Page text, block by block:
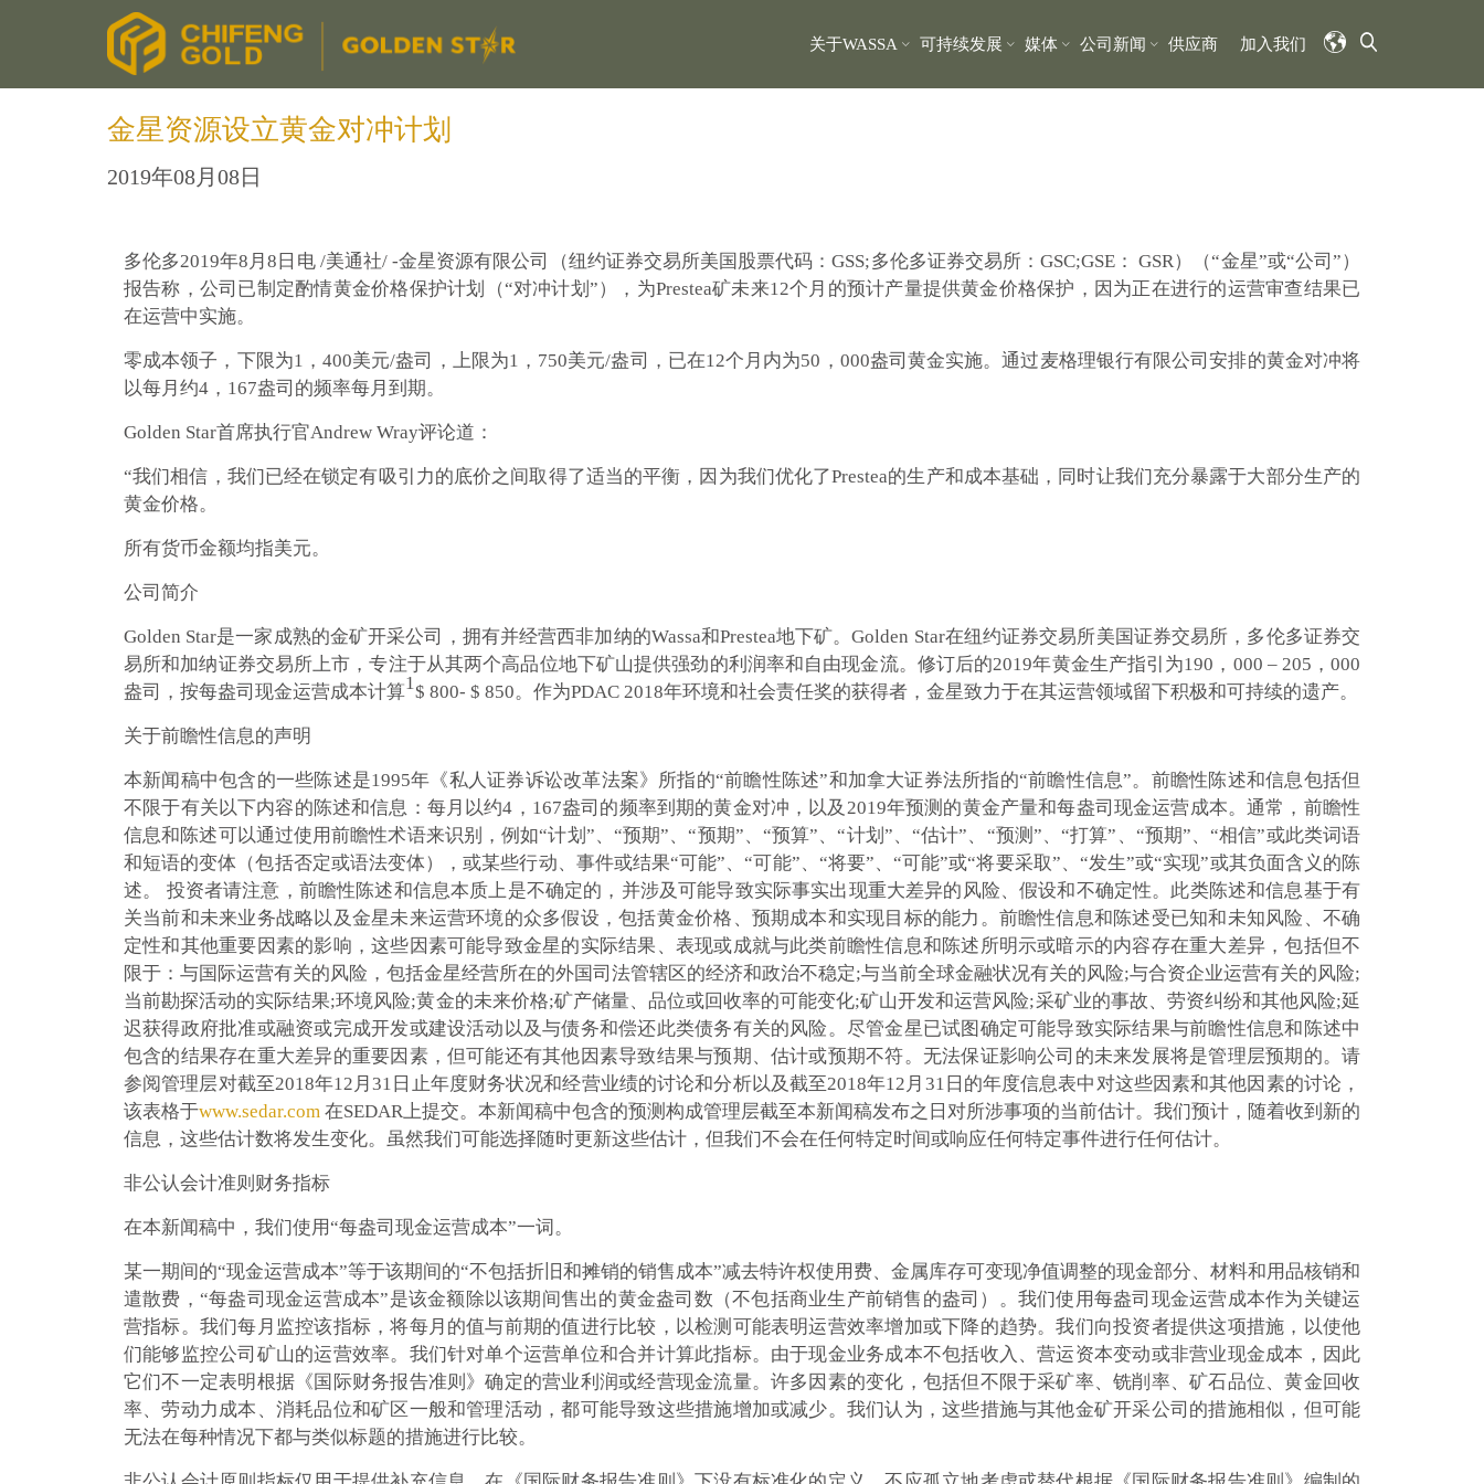
关于WASSA 可持续发展 媒体 公司新闻 供应商 加入我们
金星资源设立黄金对冲计划
2019年08月08日
多伦多2019年8月8日电 /美通社/ -金星资源有限公司（纽约证券交易所美国股票代码：GSS;多伦多证券交易所：GSC;GSE： GSR）（“金星”或“公司”）
报告称，公司已制定酌情黄金价格保护计划（“对冲计划”），为Prestea矿未来12个月的预计产量提供黄金价格保护，因为正在进行的运营审查结果已
在运营中实施。
零成本领子，下限为1，400美元/盎司，上限为1，750美元/盎司，已在12个月内为50，000盎司黄金实施。通过麦格理银行有限公司安排的黄金对冲将
以每月约4，167盎司的频率每月到期。
Golden Star首席执行官Andrew Wray评论道：
“我们相信，我们已经在锁定有吸引力的底价之间取得了适当的平衡， 因为我们优化了Prestea的生产和成本基础 ， 同时让我们充分暴露于大部分生产的
黄金价格。
所有货币金额均指美元。
公司简介
Golden Star是一家成熟的金矿开采公司，拥有并经营西非加纳的Wassa和Prestea地下矿。Golden Star在纽约证券交易所美国证券交易所，多伦多证券交
易所和加纳证券交易所上市，专注于从其两个高品位地下矿山提供强劲的利润率和自由现金流。修订后的2019年黄金生产指引为190，000 – 205，000
盎司，按每盎司现金运营成本计算1$ 800- $ 850。作为PDAC 2018年环境和社会责任奖的获得者，金星致力于在其运营领域留下积极和可持续的遗产。
关于前瞻性信息的声明
本新闻稿中包含的一些陈述是1995年《私人证券诉讼改革法案》所指的“前瞻性陈述”和加拿大证券法所指的“前瞻性信息”。前瞻性陈述和信息包括但
不限于有关以下内容的陈述和信息：每月以约4，167盎司的频率到期的黄金对冲，以及2019年预测的黄金产量和每盎司现金运营成本。通常，前瞻性
信息和陈述可以通过使用前瞻性术语来识别，例如“计划”、“预期”、“预期”、“预算”、“计划”、“估计”、“预测”、“打算”、“预期”、“相信”或此类词语
和短语的变体（包括否定或语法变体），或某些行动、事件或结果“可能”、“可能”、“将要”、“可能”或“将要采取”、“发生”或“实现”或其负面含义的陈
述。 投资者请注意，前瞻性陈述和信息本质上是不确定的，并涉及可能导致实际事实出现重大差异的风险、假设和不确定性。此类陈述和信息基于有
关当前和未来业务战略以及金星未来运营环境的众多假设，包括黄金价格、预期成本和实现目标的能力。前瞻性信息和陈述受已知和未知风险、不确
定性和其他重要因素的影响，这些因素可能导致金星的实际结果、表现或成就与此类前瞻性信息和陈述所明示或暗示的内容存在重大差异，包括但不
限于：与国际运营有关的风险，包括金星经营所在的外国司法管辖区的经济和政治不稳定;与当前全球金融状况有关的风险;与合资企业运营有关的风险;
当前勘探活动的实际结果;环境风险;黄金的未来价格;矿产储量、品位或回收率的可能变化;矿山开发和运营风险;采矿业的事故、劳资纠纷和其他风险;延
迟获得政府批准或融资或完成开发或建设活动以及与债务和偿还此类债务有关的风险。尽管金星已试图确定可能导致实际结果与前瞻性信息和陈述中
包含的结果存在重大差异的重要因素，但可能还有其他因素导致结果与预期、估计或预期不符。无法保证影响公司的未来发展将是管理层预期的。请
参阅管理层对截至2018年12月31日止年度财务状况和经营业绩的讨论和分析以及截至2018年12月31日的年度信息表中对这些因素和其他因素的讨论，
该表格于www.sedar.com 在SEDAR上提交。本新闻稿中包含的预测构成管理层截至本新闻稿发布之日对所涉事项的当前估计。我们预计，随着收到新的
信息，这些估计数将发生变化。虽然我们可能选择随时更新这些估计，但我们不会在任何特定时间或响应任何特定事件进行任何估计。
非公认会计准则财务指标
在本新闻稿中，我们使用“每盎司现金运营成本”一词。
某一期间的“现金运营成本”等于该期间的“不包括折旧和摊销的销售成本”减去特许权使用费、金属库存可变现净值调整的现金部分、材料和用品核销和
遣散费，“每盎司现金运营成本”是该金额除以该期间售出的黄金盎司数（不包括商业生产前销售的盎司）。我们使用每盎司现金运营成本作为关键运
营指标。我们每月监控该指标，将每月的值与前期的值进行比较，以检测可能表明运营效率增加或下降的趋势。我们向投资者提供这项措施，以使他
们能够监控公司矿山的运营效率。我们针对单个运营单位和合并计算此指标。由于现金业务成本不包括收入、营运资本变动或非营业现金成本，因此
它们不一定表明根据《国际财务报告准则》确定的营业利润或经营现金流量。许多因素的变化，包括但不限于采矿率、铣削率、矿石品位、黄金回收
率、劳动力成本、消耗品位和矿区一般和管理活动，都可能导致这些措施增加或减少。我们认为，这些措施与其他金矿开采公司的措施相似，但可能
无法在每种情况下都与类似标题的措施进行比较。